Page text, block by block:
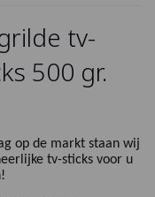
tv-
500 gr.
op de markt staan wij
tv-sticks voor u